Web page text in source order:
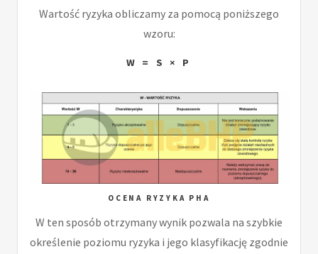
Wartość ryzyka obliczamy za pomocą poniższego
wzoru:
W = S × P
OCENA RYZYKA PHA
W ten sposób otrzymany wynik pozwala na szybkie
określenie poziomu ryzyka i jego klasyfikację zgodnie